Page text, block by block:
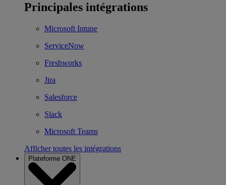
Principales intégrations
Microsoft Intune
ServiceNow
Freshworks
Jira
Salesforce
Slack
Microsoft Teams
Afficher toutes les intégrations
Plateforme ONE